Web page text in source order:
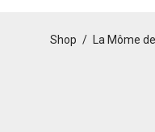
Shop / La Môme